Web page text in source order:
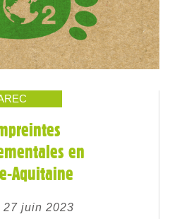
en
Aquitaine
juin 2023